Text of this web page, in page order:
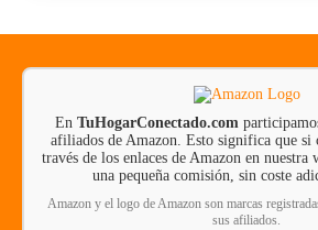
En TuHogarConectado.com
afiliados de Amazon. Esto significa que si
través de los enlaces de Amazon en nuestra
una pequeña comisión, sin coste
Amazon y el logo de Amazon son marcas
sus afiliados.